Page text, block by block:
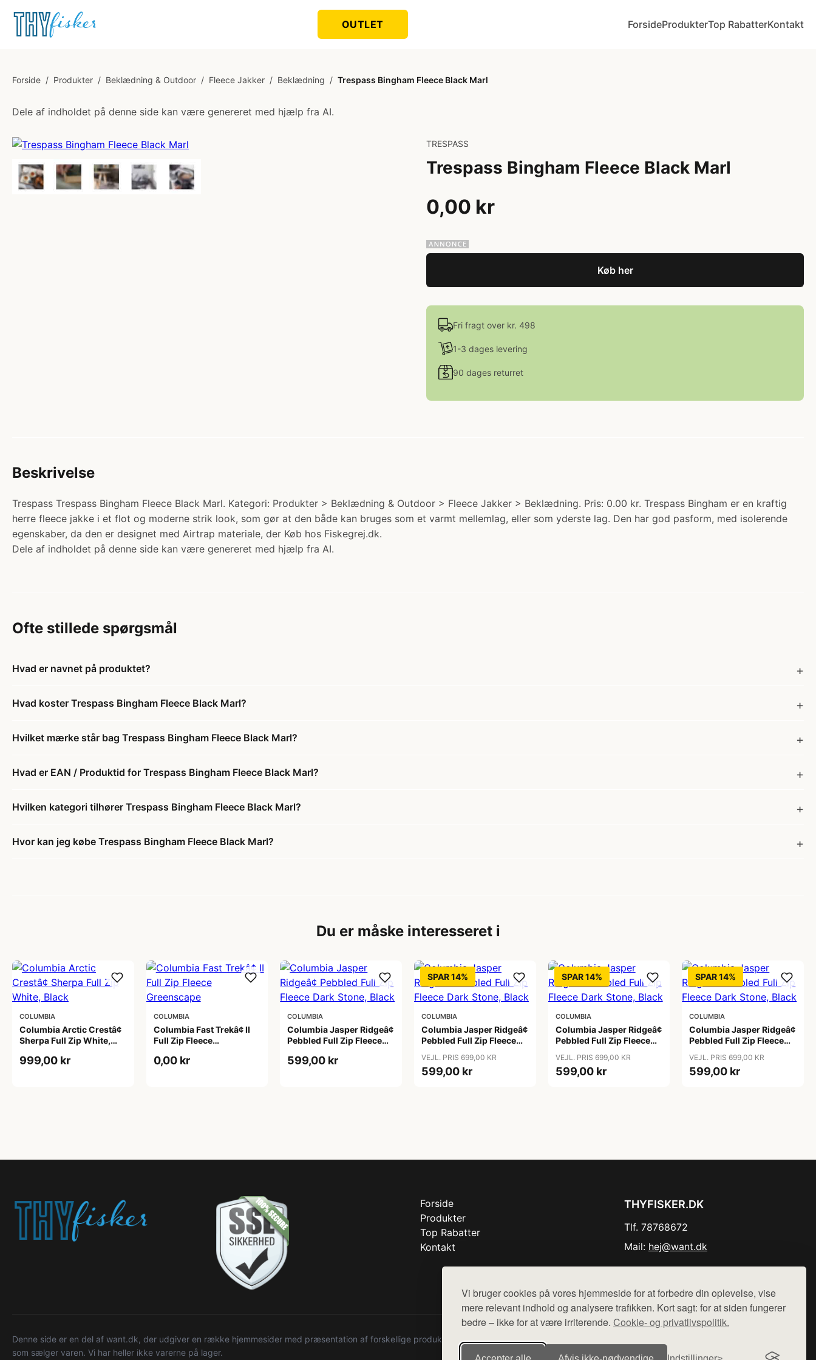
Vi bruger cookies på vores hjemmeside for at forbedre din oplevelse, vise
mere relevant indhold og analysere trafikken. Kort sagt: for at siden fungerer
bedre – ikke for at være irriterende. Cookie- og privatlivspolitik.
OUTLET ForsideProdukterTop RabatterKontakt
Forside / Produkter / Beklædning & Outdoor / Fleece Jakker / Beklædning / Trespass Bingham Fleece Black Marl
Dele af indholdet på denne side kan være genereret med hjælp fra AI.
TRESPASS
Trespass Bingham Fleece Black Marl
0,00 kr
Køb her
Fri fragt over kr. 498
1-3 dages levering
90 dages returret
Beskrivelse
Trespass Trespass Bingham Fleece Black Marl. Kategori: Produkter > Beklædning & Outdoor > Fleece Jakker > Beklædning. Pris: 0.00 kr. Trespass Bingham er en kraftig
herre fleece jakke i et flot og moderne strik look, som gør at den både kan bruges som et varmt mellemlag, eller som yderste lag. Den har god pasform, med isolerende
egenskaber, da den er designet med Airtrap materiale, der Køb hos Fiskegrej.dk.
Dele af indholdet på denne side kan være genereret med hjælp fra AI.
Ofte stillede spørgsmål
Hvad er navnet på produktet?
Hvad koster Trespass Bingham Fleece Black Marl?
Hvilket mærke står bag Trespass Bingham Fleece Black Marl?
Hvad er EAN / Produktid for Trespass Bingham Fleece Black Marl?
Hvilken kategori tilhører Trespass Bingham Fleece Black Marl?
Hvor kan jeg købe Trespass Bingham Fleece Black Marl?
Du er måske interesseret i
COLUMBIA
Columbia Arctic Crestâ¢
Sherpa Full Zip White,
999,00 kr
COLUMBIA
Columbia Fast Trekâ¢ II
Full Zip Fleece
0,00 kr
COLUMBIA
Columbia Jasper Ridgeâ¢
Pebbled Full Zip Fleece
599,00 kr
SPAR 14%
COLUMBIA
Columbia Jasper Ridgeâ¢
Pebbled Full Zip Fleece
VEJL. PRIS 699,00 KR
599,00 kr
SPAR 14%
COLUMBIA
Columbia Jasper Ridgeâ¢
Pebbled Full Zip Fleece
VEJL. PRIS 699,00 KR
599,00 kr
SPAR 14%
COLUMBIA
Columbia Jasper Ridgeâ¢
Pebbled Full Zip Fleece
VEJL. PRIS 699,00 KR
599,00 kr
Forside
Produkter
Top Rabatter
Kontakt
THYFISKER.DK
Tlf. 78768672
Mail: hej@want.dk
Denne side er en del af want.dk, der udgiver en række hjemmesider med præsentation af forskellige produkter fra diverse webshops. Der sælges ikke varer fra denne side - vi henviser til de shops,
som sælger varen. Vi har heller ikke varerne på lager.